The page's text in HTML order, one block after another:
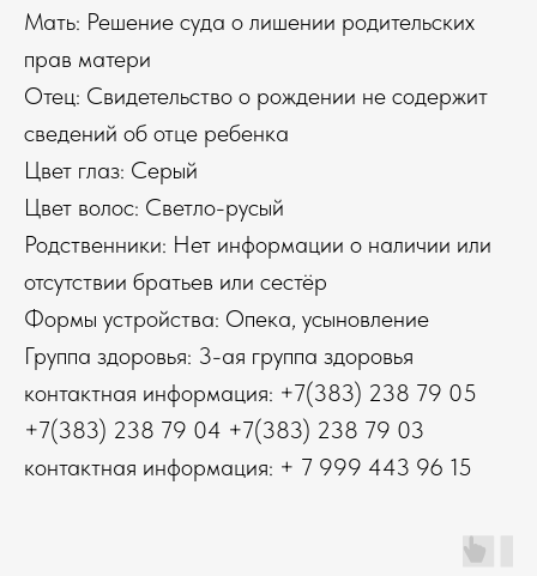
Мать: Решение суда о лишении родительских
прав матери
Отец: Свидетельство о рождении не содержит
сведений об отце ребенка
Цвет глаз: Серый
Цвет волос: Светло-русый
Родственники: Нет информации о наличии или
отсутствии братьев или сестёр
Формы устройства: Опека, усыновление
Группа здоровья: 3-ая группа здоровья
контактная информация: +7(383) 238 79 05
+7(383) 238 79 04 +7(383) 238 79 03
контактная информация: + 7 999 443 96 15